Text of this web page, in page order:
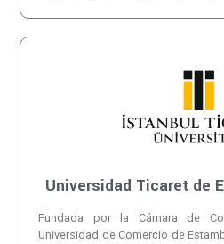
Universidad Ticaret de
Fundada por la Cámara de
Universidad de Comercio de